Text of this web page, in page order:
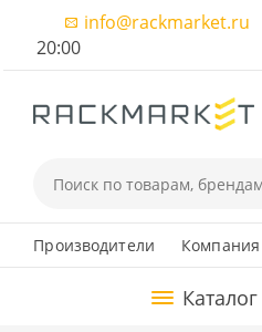
info@rackmarket.ru
20:00
Производители Компания